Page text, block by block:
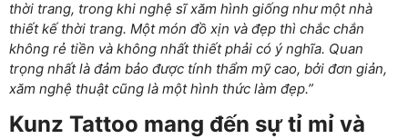
thời trang, trong khi nghệ sĩ xăm hình giống như một nhà
thiết kế thời trang. Một món đồ xịn và đẹp thì chắc chắn
không rẻ tiền và không nhất thiết phải có ý nghĩa. Quan
trọng nhất là đảm bảo được tính thẩm mỹ cao, bởi đơn giản,
xăm nghệ thuật cũng là một hình thức làm đẹp.”
Kunz Tattoo mang đến sự tỉ mỉ và